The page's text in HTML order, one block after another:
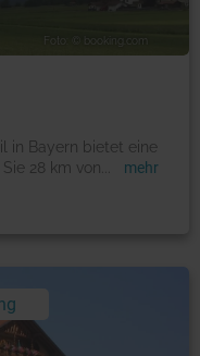
Foto: © booking.com
in Bayern bietet eine
28 km von
mehr